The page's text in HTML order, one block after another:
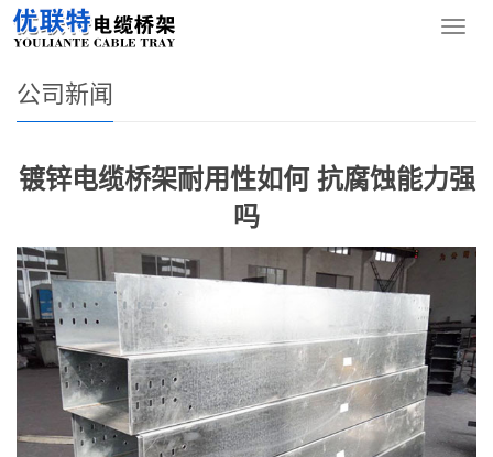
导
您的位置： 网站首页
公司新闻
镀锌电缆桥架耐用性如何 抗腐蚀能力强
吗